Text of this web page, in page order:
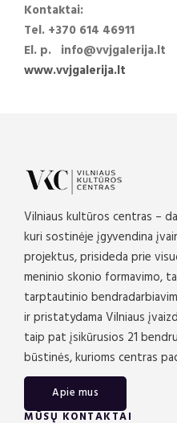
Kontaktai:
Tel. +370 614 46911
El. p. info@vvjgalerija.lt
www.vvjgalerija.lt
Vilniaus kultūros centras –
kuri sostinėje įgyvendina
projektus, prisideda prie
meninio skonio formavimo,
tarptautinio
ir pristatydama Vilniaus
taip pat įsikūrusios 21
būstinės, kurioms centras
Apie mus
MŪSŲ KONTAKTAI